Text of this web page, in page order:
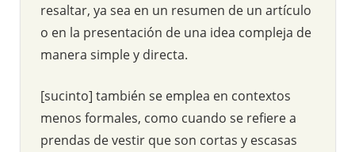
resaltar, ya sea en un resumen de un artículo
o en la presentación de una idea compleja de
manera simple y directa.
[sucinto] también se emplea en contextos
menos formales, como cuando se refiere a
prendas de vestir que son cortas y escasas